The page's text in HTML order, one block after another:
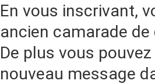
En vous inscrivant,
ancien camarade
De plus vous
nouveau message